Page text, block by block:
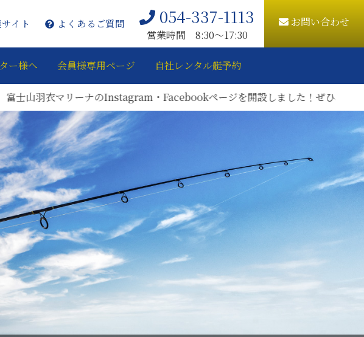
イト よくあるご質問 054-337-1113
営業時間 8:30〜17:30
お問い合わせ
ー様へ 会員様専用ページ 自社レンタル艇予約
のInstagram・Facebookページを開設しました！ぜひ、ご登録をお願いいたし